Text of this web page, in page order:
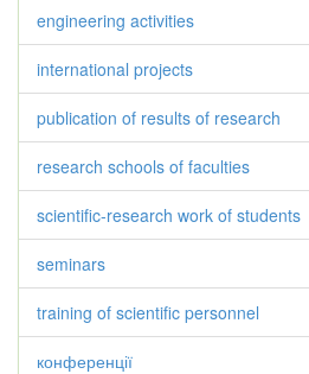
engineering activities
international projects
publication of results of research
research schools of faculties
scientific-research work of students
seminars
training of scientific personnel
конференції